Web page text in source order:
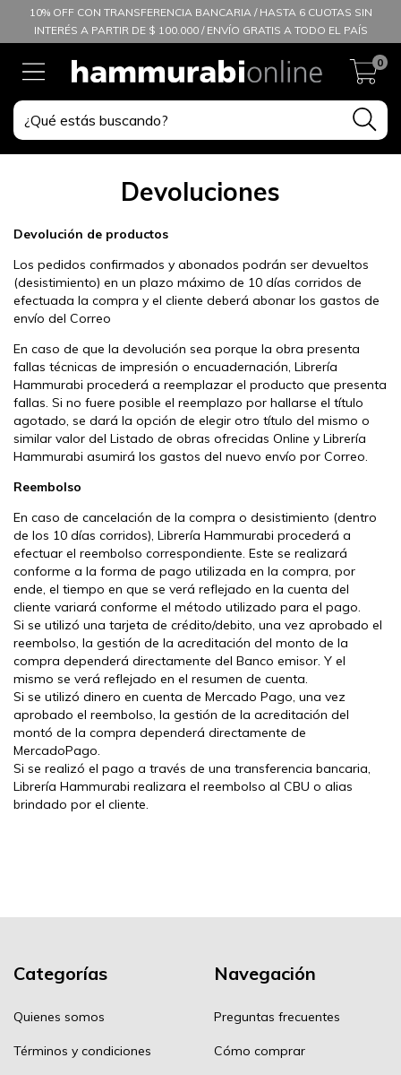
10% OFF CON TRANSFERENCIA BANCARIA / HASTA 6 CUOTAS SIN
INTERÉS A PARTIR DE $ 100.000 / ENVÍO GRATIS A TODO EL PAÍS
0
Devoluciones
Devolución de productos
Los pedidos confirmados y abonados podrán ser devueltos
(desistimiento) en un plazo máximo de 10 días corridos de
efectuada la compra y el cliente deberá abonar los gastos de
envío del Correo
En caso de que la devolución sea porque la obra presenta
fallas técnicas de impresión o encuadernación, Librería
Hammurabi procederá a reemplazar el producto que presenta
fallas. Si no fuere posible el reemplazo por hallarse el título
agotado, se dará la opción de elegir otro título del mismo o
similar valor del Listado de obras ofrecidas Online y Librería
Hammurabi asumirá los gastos del nuevo envío por Correo.
Reembolso
En caso de cancelación de la compra o desistimiento (dentro
de los 10 días corridos), Librería Hammurabi procederá a
efectuar el reembolso correspondiente. Este se realizará
conforme a la forma de pago utilizada en la compra, por
ende, el tiempo en que se verá reflejado en la cuenta del
cliente variará conforme el método utilizado para el pago.
Si se utilizó una tarjeta de crédito/debito, una vez aprobado el
reembolso, la gestión de la acreditación del monto de la
compra dependerá directamente del Banco emisor. Y el
mismo se verá reflejado en el resumen de cuenta.
Si se utilizó dinero en cuenta de Mercado Pago, una vez
aprobado el reembolso, la gestión de la acreditación del
montó de la compra dependerá directamente de
MercadoPago.
Si se realizó el pago a través de una transferencia bancaria,
Librería Hammurabi realizara el reembolso al CBU o alias
brindado por el cliente.
Categorías
Quienes somos
Términos y condiciones
Navegación
Preguntas frecuentes
Cómo comprar